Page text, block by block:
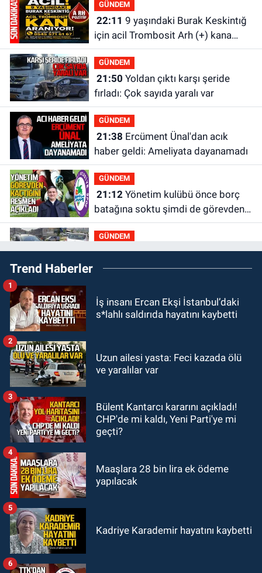
GÜNDEM
22:11
için acil Trombosit Arh (+) kana
ihtiyaç var
GÜNDEM
21:50
fırladı: Çok sayıda yaralı var
GÜNDEM
21:38
haber geldi: Ameliyata dayanamadı
GÜNDEM
21:12Yönetim kulübü önce borç
batağına soktu şimdi de görevden
kaçtığını resmen açıkladı
GÜNDEM
20:56Otomobilin çarptığı yaşlı
adam hayatını kaybetti
20:46Zonguldak-Düzce yolunda
feci kaza: Çok sayıda yaralı var
19:21Yangında dakikalarla
GÜNDEM
19:12Polis 9 kişi yakaladı 2 kişi
tutuklandı
Trend Haberler
İş insanı Ercan Ekşi İstanbul’daki
s*lahlı saldırıda hayatını kaybetti
1
Uzun ailesi yasta: Feci kazada ölü
ve yaralılar var
2
Bülent Kantarcı kararını açıkladı!
CHP'de mi kaldı, Yeni Parti'ye mi
geçti?
3
Maaşlara 28 bin lira ek ödeme
yapılacak
4
Kadriye Karademir hayatını kaybetti
5
6